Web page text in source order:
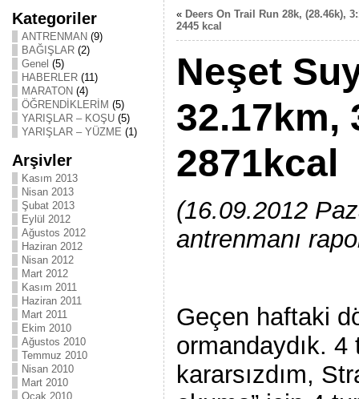
Kategoriler
ANTRENMAN (9)
BAĞIŞLAR(2)
Genel (5)
HABERLER(11)
MARATON (4)
ÖĞRENDİKLERİM (5)
YARIŞLAR – KOŞU(5)
YARIŞLAR – YÜZME (1)
Arşivler
Kasım 2013
Nisan 2013
Şubat 2013
Eylül 2012
Ağustos 2012
Haziran 2012
Nisan 2012
Mart 2012
Kasım 2011
Haziran 2011
Mart 2011
Ekim 2010
Ağustos 2010
Temmuz 2010
Nisan 2010
Mart 2010
Ocak 2010
« Deers On Trail Run 28k, (28.46k),
2445 kcal
Neşet
32.17km,
2871kcal
(16.09.2012
antrenmanı
Geçen haftaki
ormandaydık.
kararsızdım,